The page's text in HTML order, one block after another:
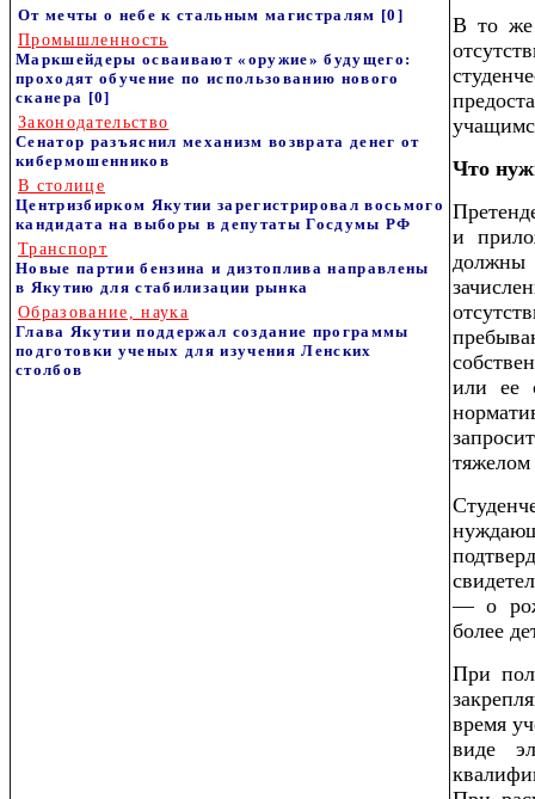
От мечты о небе к стальным магистралям [0]
Промышленность
Маркшейдеры осваивают «оружие» будущего:
проходят обучение по использованию нового
сканера [0]
Законодательство
Сенатор разъяснил механизм возврата денег от
кибермошенников
В столице
Центризбирком Якутии зарегистрировал восьмого
кандидата на выборы в депутаты Госдумы РФ
Транспорт
Новые партии бензина и дизтоплива направлены
в Якутию для стабилизации рынка
Образование, наука
Глава Якутии поддержал создание программы
подготовки ученых для изучения Ленских
столбов
В то же
Что
и
или ее
— о
более
При
время
виде